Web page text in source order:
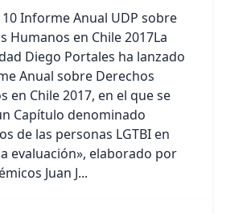
Informe Anual UDP sobre
Humanos en Chile 2017La
Diego Portales ha lanzado
Anual sobre Derechos
en Chile 2017, en el que se
Capítulo denominado
de las personas LGTBI en
evaluación», elaborado por
Juan J...